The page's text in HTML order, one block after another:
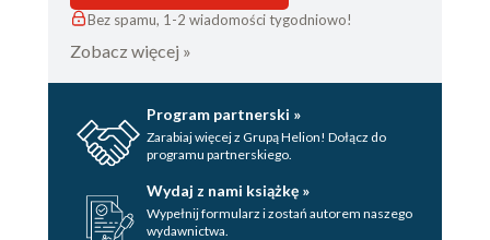
Bez spamu, 1-2 wiadomości tygodniowo!
Zobacz więcej »
Program partnerski »
Zarabiaj więcej z Grupą Helion! Dołącz do
programu partnerskiego.
Wydaj z nami książkę »
Wypełnij formularz i zostań autorem naszego
wydawnictwa.